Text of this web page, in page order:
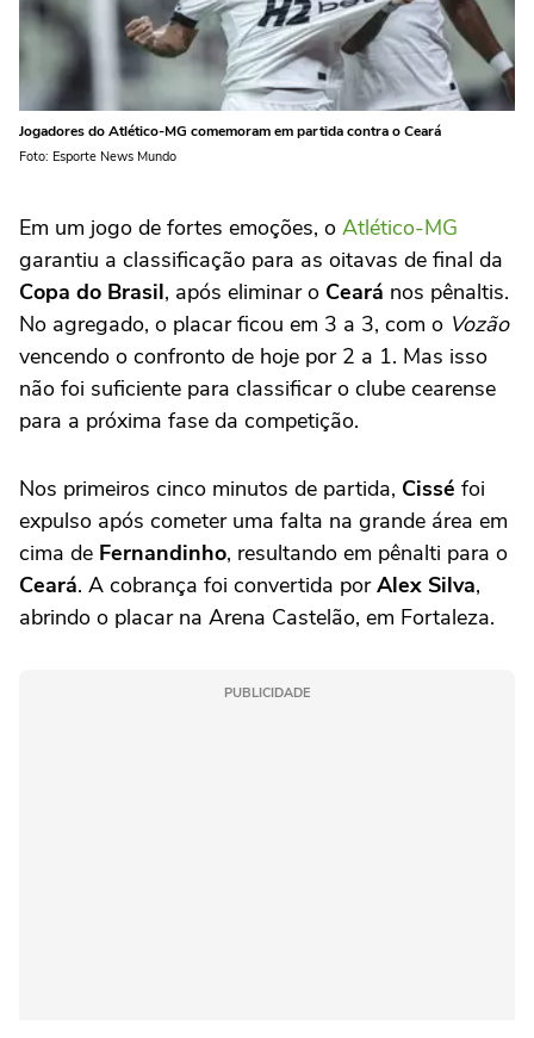
Jogadores do Atlético-MG comemoram em partida contra o Ceará
Foto: Esporte News Mundo
Em um jogo de fortes emoções, o Atlético-MG
garantiu a classificação para as oitavas de final da
Copa do Brasil, após eliminar o Ceará nos pênaltis.
No agregado, o placar ficou em 3 a 3, com o Vozão
vencendo o confronto de hoje por 2 a 1. Mas isso
não foi suficiente para classificar o clube cearense
para a próxima fase da competição.
Nos primeiros cinco minutos de partida, Cissé foi
expulso após cometer uma falta na grande área em
cima de Fernandinho, resultando em pênalti para o
Ceará. A cobrança foi convertida porAlex Silva,
abrindo o placar na Arena Castelão, em Fortaleza.
PUBLICIDADE